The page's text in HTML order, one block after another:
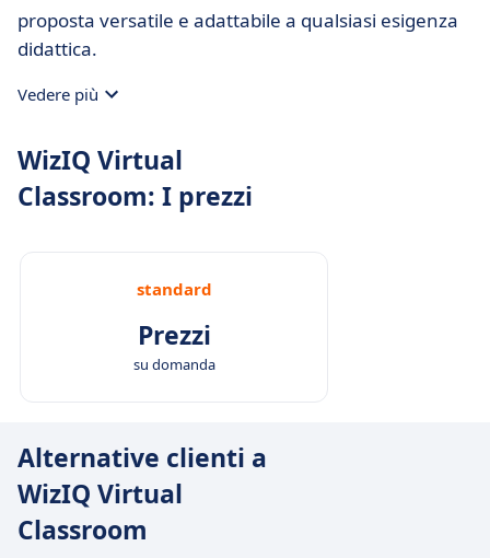
proposta versatile e adattabile a qualsiasi esigenza
didattica.
Vedere più
WizIQ Virtual
Classroom: I prezzi
standard
Prezzi
su domanda
Alternative clienti a
WizIQ Virtual
Classroom